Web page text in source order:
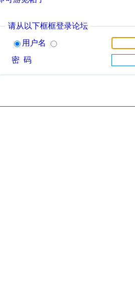
请从以下框框登录论坛
用户名
密 码